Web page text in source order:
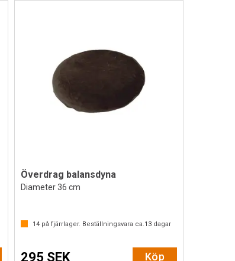
Överdrag balansdyna
Diameter 36 cm
14 på fjärrlager. Beställningsvara ca.13 dagar
295 SEK Köp